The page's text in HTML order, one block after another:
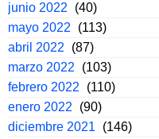
junio 2022
(40)
mayo 2022
(113)
abril 2022
(87)
marzo 2022
(103)
febrero 2022
(110)
enero 2022
(90)
diciembre 2021
(146)